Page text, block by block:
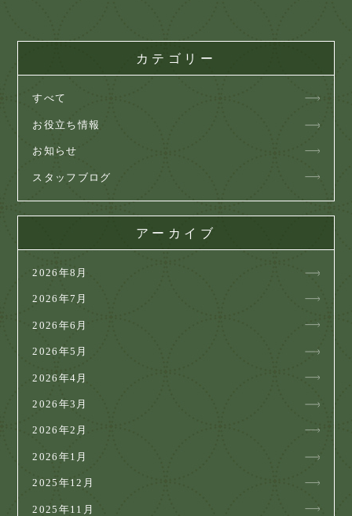
カテゴリー
すべて
お役立ち情報
お知らせ
スタッフブログ
アーカイブ
2026年8月
2026年7月
2026年6月
2026年5月
2026年4月
2026年3月
2026年2月
2026年1月
2025年12月
2025年11月